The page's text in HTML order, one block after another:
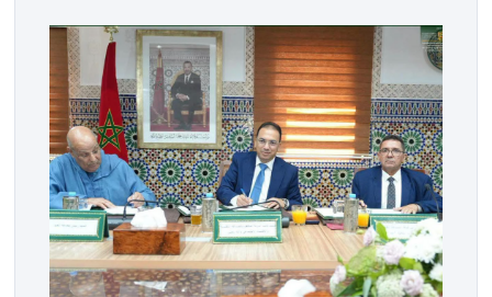
متنه ما يقارب 20 مهاجرا في وضعية غير قانونية.وحسب ما
أوردته وكالة “إيفي” الإسبانية للأنباء، نقلا عن […]